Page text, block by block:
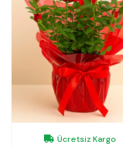
Ücretsiz Kargo